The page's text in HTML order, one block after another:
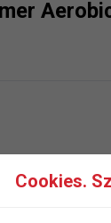
Cookies.